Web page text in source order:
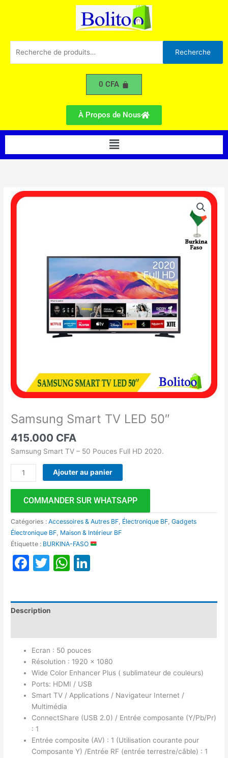
pour :
Recherche
0CFA
À Propos de Nous
Menu
Samsung Smart TV LED 50″
415.000 CFA
Samsung Smart TV – 50 Pouces Full HD 2020.
quantité
de
Ajouter au panier
COMMANDER SUR WHATSAPP
Catégories :Accessoires & Autres BF Électronique BF ,Gadgets
Électronique BF Maison & Intérieur BF
Étiquette : BURKINA-FASO
Facebook
TwitterWhatsApp
Description
Ecran : 50 pouces
Résolution : 1920 x 1080
Wide Color Enhancer Plus ( sublimateur de couleurs)
Ports: HDMI / USB
Smart TV / Applications / Navigateur Internet /
Multimédia
ConnectShare (USB 2.0) / Entrée composante (Y/Pb/Pr)
: 1
Entrée composite (AV) : 1 (Utilisation courante pour
Composante Y) /Entrée RF (entrée terrestre/câble) : 1